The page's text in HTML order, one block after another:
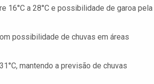
16°C a 28°C e possibilidade de garoa pela
possibilidade de chuvas em áreas
mantendo a previsão de chuvas